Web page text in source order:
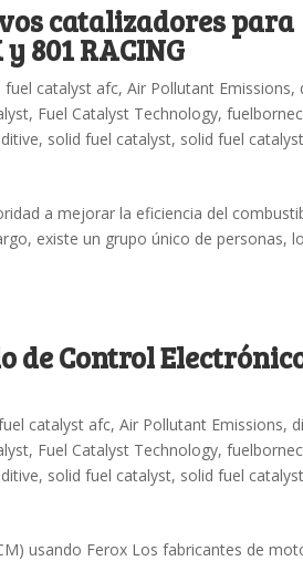
catalizadores para
801 RACING
fuel catalyst afc,Air Pollutant Emissions,
, Fuel Catalyst Technology,
, solid fuel catalyst, solid fuel
a mejorar la eficiencia del
existe un grupo único de personas,
de Control
catalyst afc,Air Pollutant Emissions,
, Fuel Catalyst Technology,
, solid fuel catalyst, solid fuel
usando Ferox Los fabricantes de